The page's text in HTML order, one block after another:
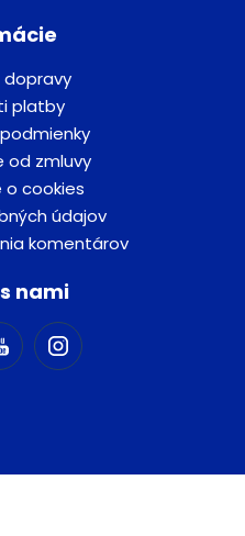
dopravy
platby
od zmluvy
o cookies
údajov
komentárov
nami